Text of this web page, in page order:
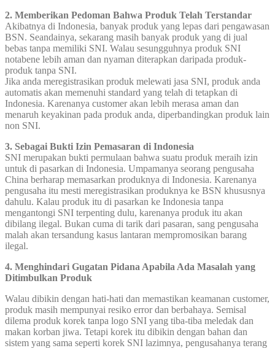
2. Memberikan Pedoman Bahwa Produk Telah Terstandar
Akibatnya di Indonesia, banyak produk yang lepas dari pengawasan
BSN. Seandainya, sekarang masih banyak produk yang di jual
bebas tanpa memiliki SNI. Walau sesungguhnya produk SNI
notabene lebih aman dan nyaman diterapkan daripada produk-
produk tanpa SNI.
Jika anda meregistrasikan produk melewati jasa SNI, produk anda
automatis akan memenuhi standard yang telah di tetapkan di
Indonesia. Karenanya customer akan lebih merasa aman dan
menaruh keyakinan pada produk anda, diperbandingkan produk lain
non SNI.
3. Sebagai Bukti Izin Pemasaran di Indonesia
SNI merupakan bukti permulaan bahwa suatu produk meraih izin
untuk di pasarkan di Indonesia. Umpamanya seorang pengusaha
China berharap memasarkan produknya di Indonesia. Karenanya
pengusaha itu mesti meregistrasikan produknya ke BSN khususnya
dahulu. Kalau produk itu di pasarkan ke Indonesia tanpa
mengantongi SNI terpenting dulu, karenanya produk itu akan
dibilang ilegal. Bukan cuma di tarik dari pasaran, sang pengusaha
malah akan tersandung kasus lantaran mempromosikan barang
ilegal.
4. Menghindari Gugatan Pidana Apabila Ada Masalah yang
Ditimbulkan Produk
Walau dibikin dengan hati-hati dan memastikan keamanan customer,
produk masih mempunyai resiko error dan berbahaya. Semisal
dilema produk korek tanpa logo SNI yang tiba-tiba meledak dan
makan korban jiwa. Tetapi korek itu dibikin dengan bahan dan
sistem yang sama seperti korek SNI lazimnya, pengusahanya terang